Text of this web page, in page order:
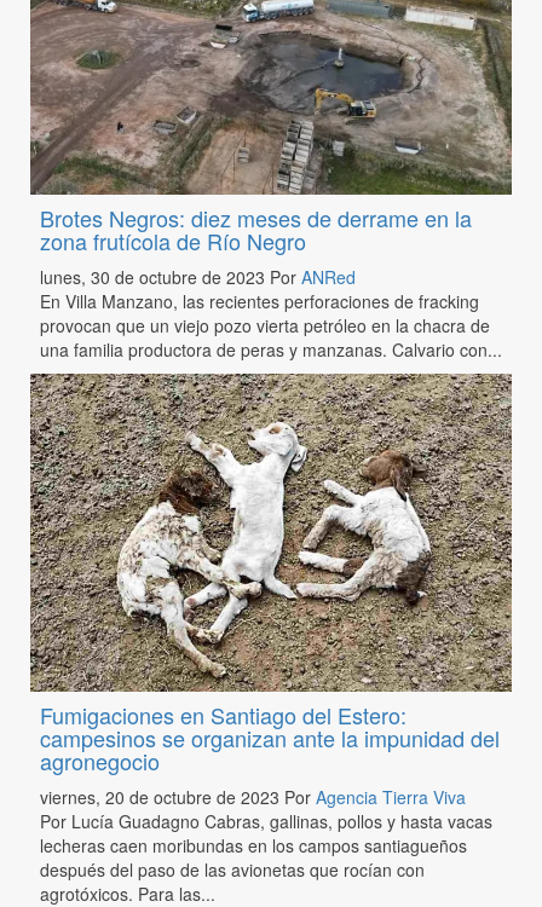
Brotes Negros: diez meses de derrame en la
zona frutícola de Río Negro
lunes, 30 de octubre de 2023 Por ANRed
En Villa Manzano, las recientes perforaciones de fracking
provocan que un viejo pozo vierta petróleo en la chacra de
una familia productora de peras y manzanas. Calvario con...
Fumigaciones en Santiago del Estero:
campesinos se organizan ante la impunidad del
agronegocio
viernes, 20 de octubre de 2023 Por Agencia Tierra Viva
Por Lucía Guadagno Cabras, gallinas, pollos y hasta vacas
lecheras caen moribundas en los campos santiagueños
después del paso de las avionetas que rocían con
agrotóxicos. Para las...